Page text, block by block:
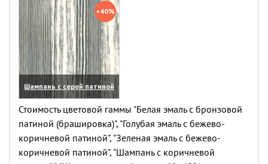
+40%
Шампань с серой патиной
(увеличить)
Стоимость цветовой гаммы "Белая эмаль с бронзовой
патиной (брашировка)", "Голубая эмаль с бежево-
коричневой патиной", "Зеленая эмаль с бежево-
коричневой патиной", "Шампань с коричневой